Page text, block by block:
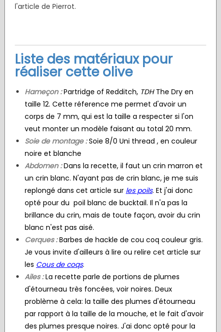
l'article de Pierrot.
Liste des matériaux pour
réaliser cette olive
Hameçon : Partridge of Redditch, TDHThe Dry en
taille 12. Cette réference me permet d'avoir un
corps de 7 mm, qui est la taille a respecter si l'on
veut monter un modèle faisant au total 20 mm.
Soie de montage : Soie 8/0 Uni thread , en couleur
noire et blanche
Abdomen : Dans la recette, il faut un crin marron et
un crin blanc. N'ayant pas de crin blanc, je me suis
replongé dans cet article sur les poils. Et j'ai donc
opté pour du poil blanc de bucktail. Il n'a pas la
brillance du crin, mais de toute façon, avoir du crin
blanc n'est pas aisé.
Cerques : Barbes de hackle de cou coq couleur gris.
Je vous invite d'ailleurs à lire ou relire cet article sur
les Cous de coqs.
Ailes :La recette parle de portions de plumes
d'étourneau très foncées, voir noires. Deux
problème à cela: la taille des plumes d'étourneau
par rapport à la taille de la mouche, et le fait d'avoir
des plumes presque noires. J'ai donc opté pour la